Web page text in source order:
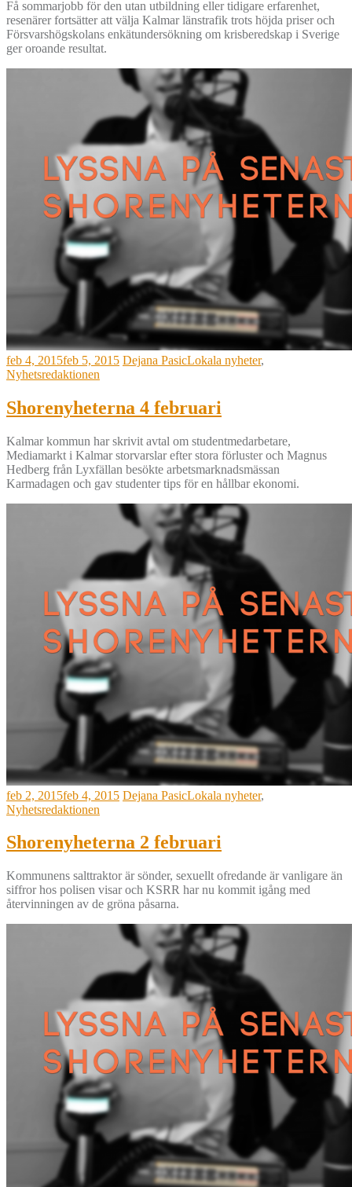
Få sommarjobb för den utan utbildning eller tidigare erfarenhet,
resenärer fortsätter att välja Kalmar länstrafik trots höjda priser och
Försvarshögskolans enkätundersökning om krisberedskap i Sverige
ger oroande resultat.
feb 4, 2015feb 5, 2015 Dejana PasicLokala nyheter,
Nyhetsredaktionen
Shorenyheterna 4 februari
Kalmar kommun har skrivit avtal om studentmedarbetare,
Mediamarkt i Kalmar storvarslar efter stora förluster och Magnus
Hedberg från Lyxfällan besökte arbetsmarknadsmässan
Karmadagen och gav studenter tips för en hållbar ekonomi.
feb 2, 2015feb 4, 2015 Dejana PasicLokala nyheter,
Nyhetsredaktionen
Shorenyheterna 2 februari
Kommunens salttraktor är sönder, sexuellt ofredande är vanligare än
siffror hos polisen visar och KSRR har nu kommit igång med
återvinningen av de gröna påsarna.